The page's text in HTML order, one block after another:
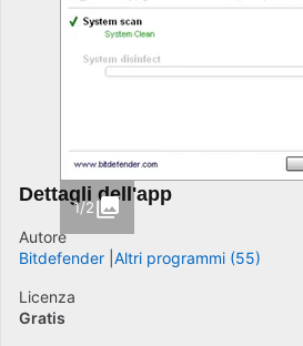
1/2
Dettagli dell'app
Autore
Bitdefender Altri programmi (55)
Licenza
Gratis